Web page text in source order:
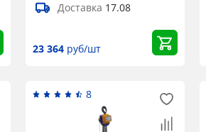
Доставка 17.08
23 364 руб/шт
8